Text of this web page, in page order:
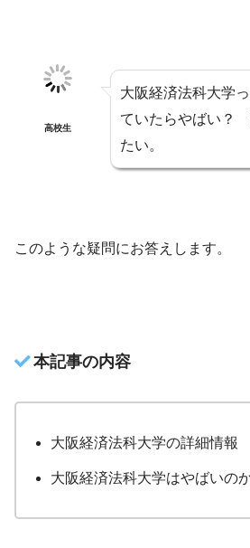
高校生
大阪経済法科大学
ていたらやばい？
たい。
このような疑問にお答えします。
本記事の内容
大阪経済法科大学の詳細情報
大阪経済法科大学はやばいの